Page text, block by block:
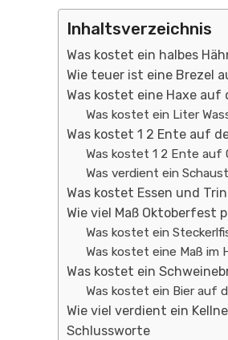
Inhaltsverzeichnis
Was kostet ein halbes
Wie teuer ist eine Brezel
Was kostet eine Haxe
Was kostet ein Liter
Was kostet 1 2 Ente auf
Was kostet 1 2 Ente
Was verdient ein
Was kostet Essen und
Wie viel Maß Oktoberfest
Was kostet ein
Was kostet eine Maß im
Was kostet ein
Was kostet ein Bier auf
Wie viel verdient ein
Schlussworte